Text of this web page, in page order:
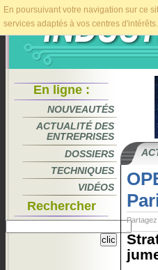
En poursuivant votre navigation sur ce
services adaptés à vos centres d'intérêts.
En ligne :
NOUVEAUTÉS
ACTUALITÉ DES
ENTREPRISES
DOSSIERS
TECHNIQUES
VIDÉOS
Rechercher